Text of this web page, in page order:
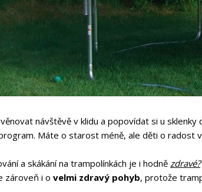
návštěvě v klidu a popovídat si u
Máte o starost méně, ale děti o radost
a skákání na trampolínkách je i hodně zdravé?
zároveň i o velmi zdravý pohyb, protože